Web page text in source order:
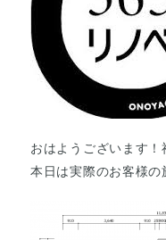
おはようございます
本日は実際のお客様の